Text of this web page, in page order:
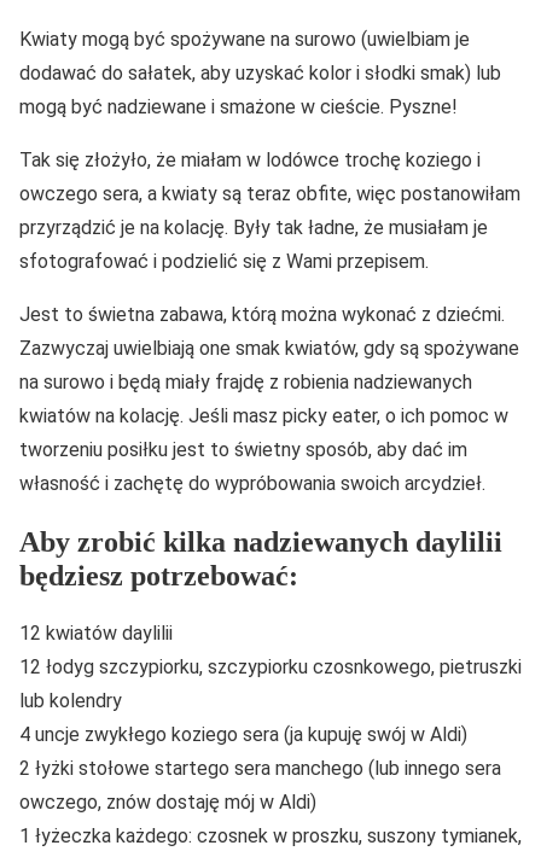
Kwiaty mogą być spożywane na surowo (uwielbiam je
dodawać do sałatek, aby uzyskać kolor i słodki smak) lub
mogą być nadziewane i smażone w cieście. Pyszne!
Tak się złożyło, że miałam w lodówce trochę koziego i
owczego sera, a kwiaty są teraz obfite, więc postanowiłam
przyrządzić je na kolację. Były tak ładne, że musiałam je
sfotografować i podzielić się z Wami przepisem.
Jest to świetna zabawa, którą można wykonać z dziećmi.
Zazwyczaj uwielbiają one smak kwiatów, gdy są spożywane
na surowo i będą miały frajdę z robienia nadziewanych
kwiatów na kolację. Jeśli masz picky eater, o ich pomoc w
tworzeniu posiłku jest to świetny sposób, aby dać im
własność i zachętę do wypróbowania swoich arcydzieł.
Aby zrobić kilka nadziewanych daylilii
będziesz potrzebować:
12 kwiatów daylilii
12 łodyg szczypiorku, szczypiorku czosnkowego, pietruszki
lub kolendry
4 uncje zwykłego koziego sera (ja kupuję swój w Aldi)
2 łyżki stołowe startego sera manchego (lub innego sera
owczego, znów dostaję mój w Aldi)
1 łyżeczka każdego: czosnek w proszku, suszony tymianek,